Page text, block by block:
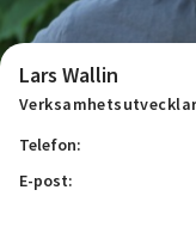
Lars Wallin
Telefon:
E-post: